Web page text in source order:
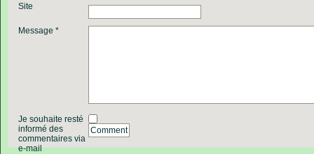
Site
Message *
Je souhaite resté
informé des
commentaires via
e-mail
Comment